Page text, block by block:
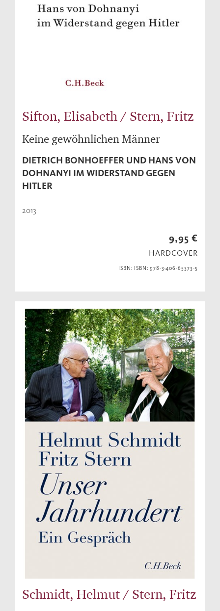
Sifton, Elisabeth / Stern, Fritz
Keine gewöhnlichen Männer
DIETRICH BONHOEFFER UND HANS VON
DOHNANYI IM WIDERSTAND GEGEN
HITLER
2013
9,95 €
HARDCOVER
ISBN: ISBN: 978-3-406-65373-5
Schmidt, Helmut / Stern, Fritz